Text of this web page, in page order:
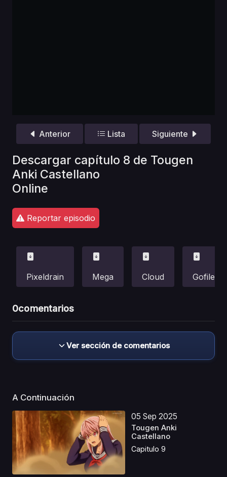
Anterior Lista Siguiente
Descargar capítulo 8 de Tougen
Anki Castellano
Online
Reportar episodio
Pixeldrain Mega Cloud Gofile
0comentarios
Ver sección de comentarios
A Continuación
05 Sep 2025
Tougen Anki
Castellano
Capitulo 9